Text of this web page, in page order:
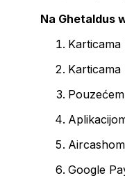
Na Ghetaldus
Karticama
Aircashom
Google